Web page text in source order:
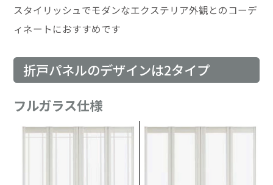
スタイリッシュでモダンなエクステリア外観とのコーデ
ィネートにおすすめです
折戸パネルのデザインは2タイプ
フルガラス仕様